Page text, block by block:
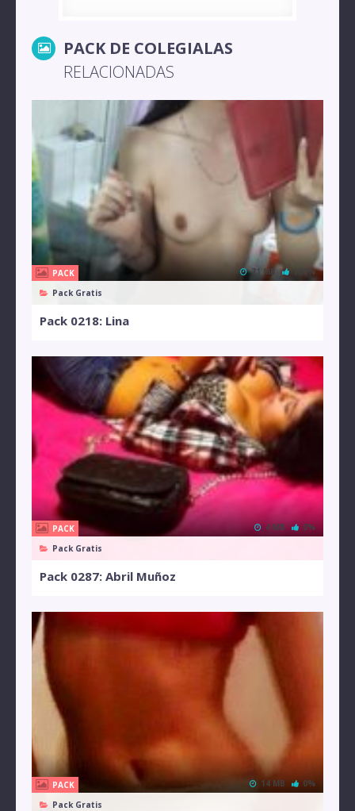
PACK DE COLEGIALAS
RELACIONADAS
PACK
Pack Gratis
71 MB 100%
Pack 0218: Lina
PACK
Pack Gratis
4 MB 0%
Pack 0287: Abril Muñoz
PACK
Pack Gratis
14 MB 0%